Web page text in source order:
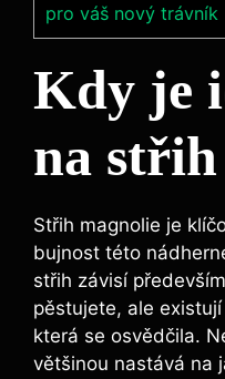
pro váš nový trávník
Kdy⁣ je
na
Střih magnolie je​
bujnost této
střih​ závisí
⁤pěstujete, ale
která se osvědčila.
většinou nastává na